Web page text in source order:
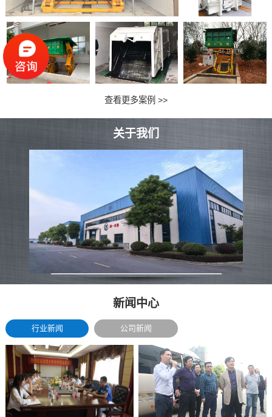
查看更多案例 >>
关于我们
新闻中心
行业新闻 公司新闻